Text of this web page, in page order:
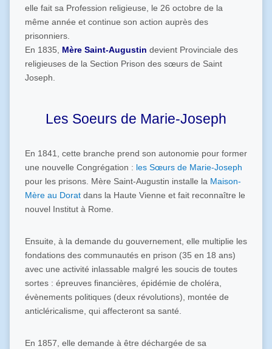
elle fait sa Profession religieuse, le 26 octobre de la
même année et continue son action auprès des
prisonniers.
En 1835, Mère Saint-Augustin devient Provinciale des
religieuses de la Section Prison des sœurs de Saint
Joseph.
Les Soeurs de Marie-Joseph
En 1841, cette branche prend son autonomie pour former
une nouvelle Congrégation : les Sœurs de Marie-Joseph
pour les prisons. Mère Saint-Augustin installe la Maison-
Mère au Doratdans la Haute Vienne et fait reconnaître le
nouvel Institut à Rome.
Ensuite, à la demande du gouvernement, elle multiplie les
fondations des communautés en prison (35 en 18 ans)
avec une activité inlassable malgré les soucis de toutes
sortes : épreuves financières, épidémie de choléra,
évènements politiques (deux révolutions), montée de
anticléricalisme, qui affecteront sa santé.
En 1857, elle demande à être déchargée de sa